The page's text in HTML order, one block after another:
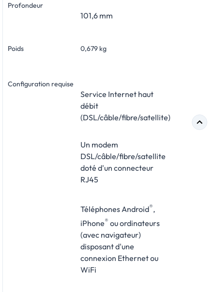
Profondeur
101,6 mm
Poids 0,679 kg
Configuration requise
Service Internet haut
débit
(DSL/câble/fibre/satellite)
Un modem
DSL/câble/fibre/satellite
doté d'un connecteur
RJ45
Téléphones Android®,
iPhone® ou ordinateurs
(avec navigateur)
disposant d'une
connexion Ethernet ou
WiFi